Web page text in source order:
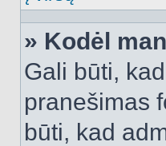
» Kodėl
Gali būti,
pranešimas
būti, kad